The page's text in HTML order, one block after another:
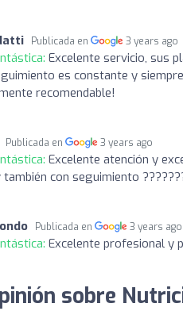
Publicada en 3 years ago
Excelente servicio, sus
es constante y
recomendable!
Publicada en 3 years ago
Excelente atención y
también con seguimiento
Publicada en 3 years ago
Excelente profesional y
sobre